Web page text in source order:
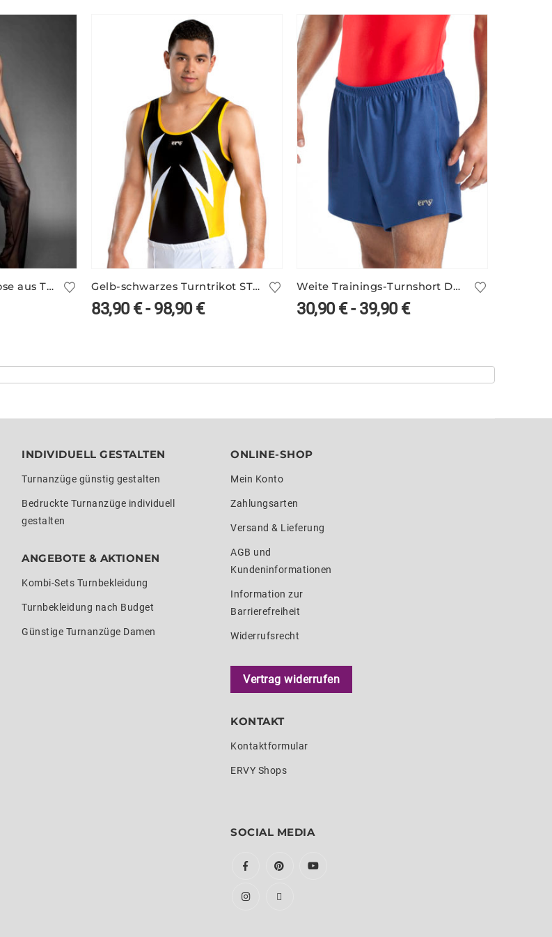
Transparente Tanzhose aus Tüll in schwarz – viele Farben Gelb-schwarzes Turntrikot STEVEN/1
83,90€-98,90€
Weite Trainings-Turnshort DEAN/1 – viele Farben
30,90€-39,90€
INDIVIDUELL GESTALTEN
Turnanzüge günstig gestalten
Bedruckte Turnanzüge individuell
gestalten
ANGEBOTE & AKTIONEN
Kombi-Sets Turnbekleidung
Turnbekleidung nach Budget
Günstige Turnanzüge Damen
ONLINE-SHOP
Mein Konto
Zahlungsarten
Versand & Lieferung
AGB und
Kundeninformationen
Information zur
Barrierefreiheit
Widerrufsrecht
Vertrag widerrufen
KONTAKT
Kontaktformular
ERVY Shops
SOCIAL MEDIA